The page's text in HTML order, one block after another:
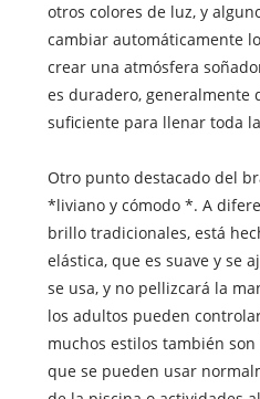
otros colores de luz, y
cambiar automáticamente
crear una atmósfera
es duradero, generalmente
suficiente para llenar toda
Otro punto destacado del
*liviano y cómodo *. A
brillo tradicionales, está
elástica, que es suave y se
se usa, y no pellizcará la
los adultos pueden
muchos estilos también
que se pueden usar